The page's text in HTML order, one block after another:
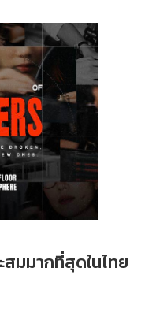
มมากที่สุดในไทย